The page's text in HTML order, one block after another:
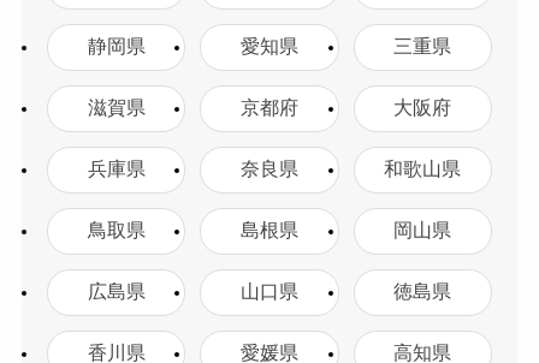
静岡県 愛知県 三重県
滋賀県 京都府 大阪府
兵庫県 奈良県 和歌山県
鳥取県 島根県 岡山県
広島県 山口県 徳島県
香川県 愛媛県 高知県